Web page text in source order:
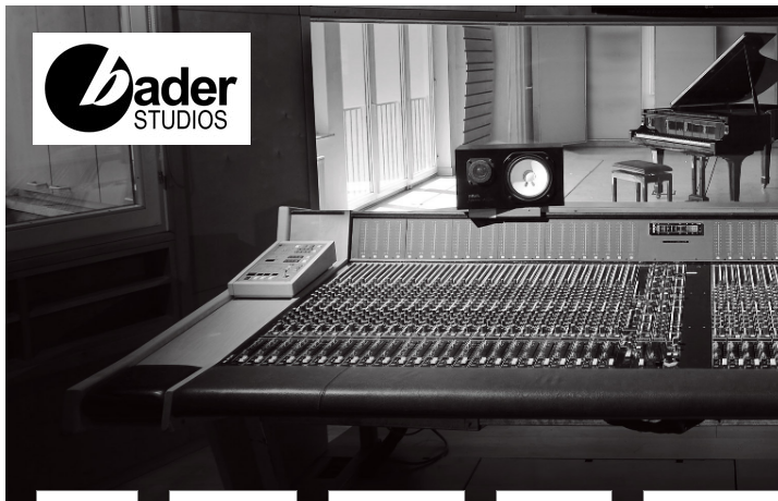
Direkt zum Inhalt